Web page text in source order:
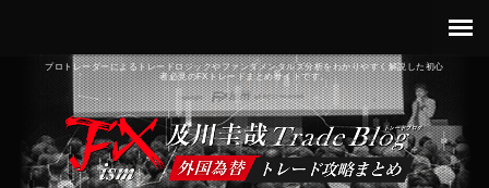
プロトレーダーによるトレードロジックやファンダメンタルズ分析をわかりやすく解説した初心
者必見のFXトレードまとめサイトです。